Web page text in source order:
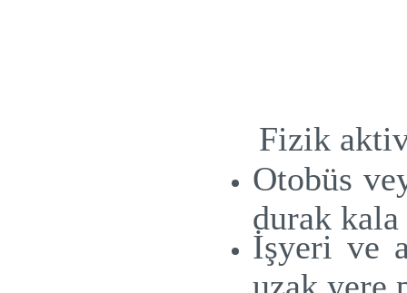
Fizik
Otobüs
durak
İşyeri ve
uzak yere